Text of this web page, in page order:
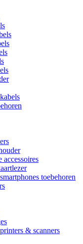
accessoires
toebehoren
& scanners